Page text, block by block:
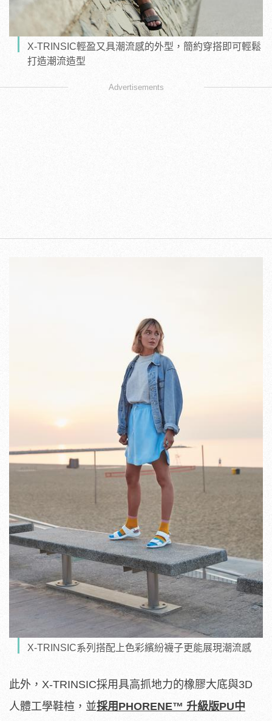
X-TRINSIC輕盈又具潮流感的外型，簡約穿搭即可輕鬆
打造潮流造型
Advertisements
X-TRINSIC系列搭配上色彩繽紛襪子更能展現潮流感
此外，X-TRINSIC採用具高抓地力的橡膠大底與3D
人體工學鞋楦，並採用 PHORENE™ 升級版PU中